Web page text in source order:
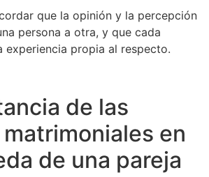
que la opinión y la percepción
persona a otra, y que cada
experiencia propia al respecto.
de las
en
de una pareja